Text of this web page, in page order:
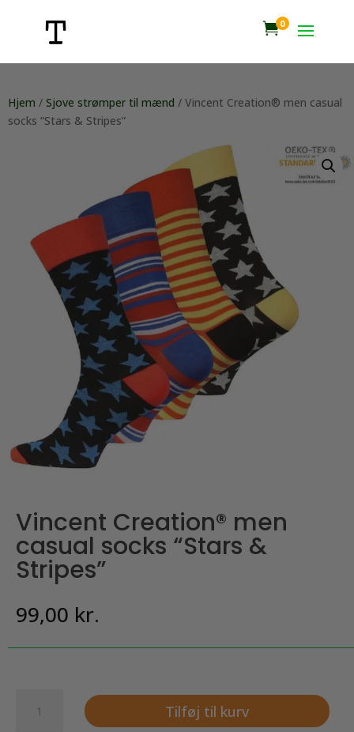
0
Hjem / Sjove strømper til mænd / Vincent Creation® men casual
socks “Stars & Stripes”
Vincent Creation® men
casual socks “Stars &
Stripes”
99,00 kr.
Creation®
Tilføj til kurv